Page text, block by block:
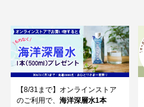
【8/31まで】オンラインストア
のご利用で、 海洋深層水1本